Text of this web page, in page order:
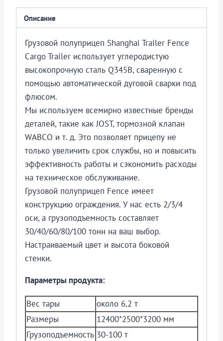
Описание
Грузовой полуприцеп Shanghai Trailer Fence
Cargo Trailer использует углеродистую
высокопрочную сталь Q345B, сваренную с
помощью автоматической дуговой сварки под
флюсом.
Мы используем всемирно известные бренды
деталей, такие как JOST, тормозной клапан
WABCO и т. д. Это позволяет прицепу не
только увеличить срок службы, но и повысить
эффективность работы и сэкономить расходы
на техническое обслуживание.
Грузовой полуприцеп Fence имеет
конструкцию ограждения. У нас есть 2/3/4
оси, а грузоподъемность составляет
30/40/60/80/100 тонн на ваш выбор.
Настраиваемый цвет и высота боковой
стенки.
Параметры продукта:
Вес тары
около 6,2 т
Размеры
12400*2500*3200 мм
Грузоподъемность 30-100 т